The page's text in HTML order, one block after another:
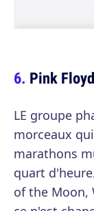
Pink Floyd
LE groupe
morceaux
marathons
quart
of the Moon,